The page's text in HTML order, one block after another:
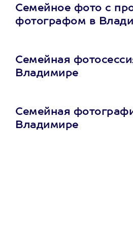
Семейное фото с
фотографом в
Семейная
Владимире
Семейная
Владимире